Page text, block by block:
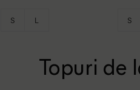
S L S
Topuri de